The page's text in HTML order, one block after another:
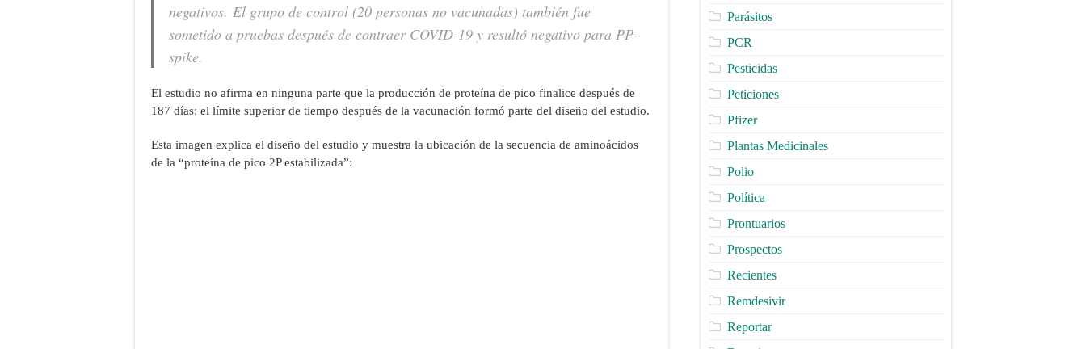
negativos. El grupo de control (20 personas no vacunadas) también fue
sometido a pruebas después de contraer COVID-19 y resultó negativo para PP-
spike.
El estudio no afirma en ninguna parte que la producción de proteína de pico finalice después de
187 días; el límite superior de tiempo después de la vacunación formó parte del diseño del estudio.
Esta imagen explica el diseño del estudio y muestra la ubicación de la secuencia de aminoácidos
de la “proteína de pico 2P estabilizada”:
Parásitos
PCR
Pesticidas
Peticiones
Pfizer
Plantas Medicinales
Polio
Política
Prontuarios
Prospectos
Recientes
Remdesivir
Reportar